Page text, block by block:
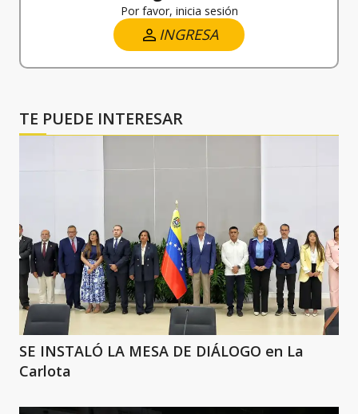
Por favor, inicia sesión
INGRESA
TE PUEDE INTERESAR
SE INSTALÓ LA MESA DE DIÁLOGO en La
Carlota